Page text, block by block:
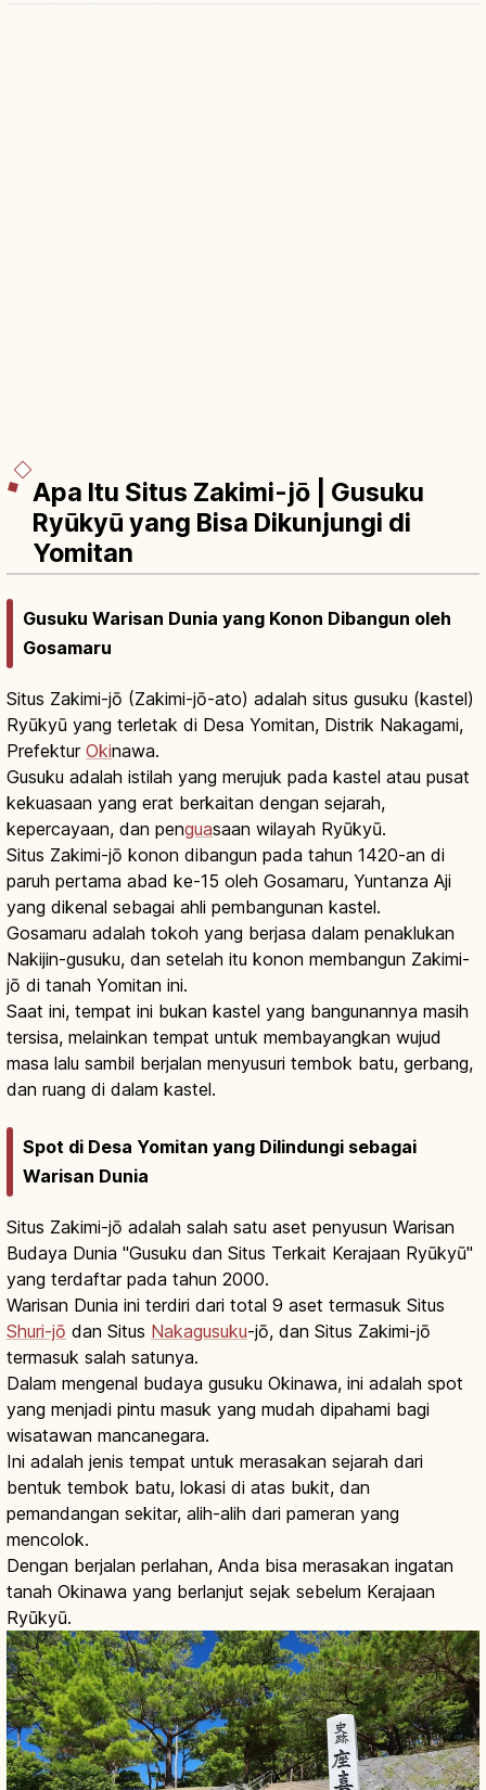
Apa Itu Situs Zakimi-jō | Gusuku
Ryūkyū yang Bisa Dikunjungi di
Yomitan
Gusuku Warisan Dunia yang Konon Dibangun oleh
Gosamaru
Situs Zakimi-jō (Zakimi-jō-ato) adalah situs gusuku (kastel)
Ryūkyū yang terletak di Desa Yomitan, Distrik Nakagami,
Prefektur Okinawa.
Gusuku adalah istilah yang merujuk pada kastel atau pusat
kekuasaan yang erat berkaitan dengan sejarah,
kepercayaan, dan penguasaan wilayah Ryūkyū.
Situs Zakimi-jō konon dibangun pada tahun 1420-an di
paruh pertama abad ke-15 oleh Gosamaru, Yuntanza Aji
yang dikenal sebagai ahli pembangunan kastel.
Gosamaru adalah tokoh yang berjasa dalam penaklukan
Nakijin-gusuku, dan setelah itu konon membangun Zakimi-
jō di tanah Yomitan ini.
Saat ini, tempat ini bukan kastel yang bangunannya masih
tersisa, melainkan tempat untuk membayangkan wujud
masa lalu sambil berjalan menyusuri tembok batu, gerbang,
dan ruang di dalam kastel.
Spot di Desa Yomitan yang Dilindungi sebagai
Warisan Dunia
Situs Zakimi-jō adalah salah satu aset penyusun Warisan
Budaya Dunia "Gusuku dan Situs Terkait Kerajaan Ryūkyū"
yang terdaftar pada tahun 2000.
Warisan Dunia ini terdiri dari total 9 aset termasuk Situs
Shuri-jō dan Situs Nakagusuku-jō, dan Situs Zakimi-jō
termasuk salah satunya.
Dalam mengenal budaya gusuku Okinawa, ini adalah spot
yang menjadi pintu masuk yang mudah dipahami bagi
wisatawan mancanegara.
Ini adalah jenis tempat untuk merasakan sejarah dari
bentuk tembok batu, lokasi di atas bukit, dan
pemandangan sekitar, alih-alih dari pameran yang
mencolok.
Dengan berjalan perlahan, Anda bisa merasakan ingatan
tanah Okinawa yang berlanjut sejak sebelum Kerajaan
Ryūkyū.